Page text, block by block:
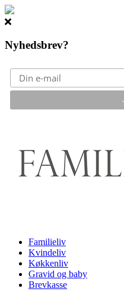
Nyhedsbrev?
Familieliv
Kvindeliv
Køkkenliv
Gravid og baby
Brevkasse